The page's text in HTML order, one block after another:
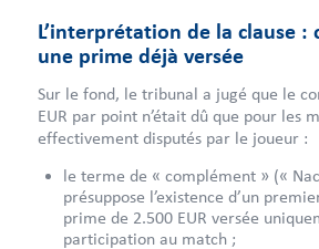
L’interprétation de la clause :
une prime déjà versée
Sur le fond, le tribunal a jugé que le
EUR par point n’était dû que pour les
effectivement disputés par le joueur :
le terme de « complément » («
présuppose l’existence d’un
prime de 2.500 EUR versée
participation au match ;